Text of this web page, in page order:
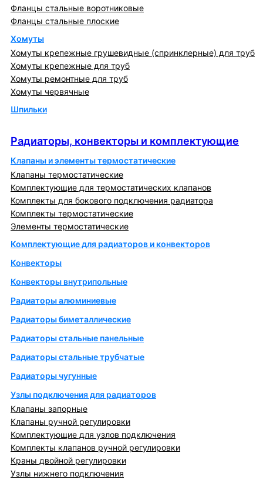
Фланцы стальные воротниковые
Фланцы стальные плоские
Хомуты
Хомуты крепежные грушевидные (спринклерные) для труб
Хомуты крепежные для труб
Хомуты ремонтные для труб
Хомуты червячные
Шпильки
Радиаторы, конвекторы и комплектующие
Клапаны и элементы термостатические
Клапаны термостатические
Комплектующие для термостатических клапанов
Комплекты для бокового подключения радиатора
Комплекты термостатические
Элементы термостатические
Комплектующие для радиаторов и конвекторов
Конвекторы
Конвекторы внутрипольные
Радиаторы алюминиевые
Радиаторы биметаллические
Радиаторы стальные панельные
Радиаторы стальные трубчатые
Радиаторы чугунные
Узлы подключения для радиаторов
Клапаны запорные
Клапаны ручной регулировки
Комплектующие для узлов подключения
Комплекты клапанов ручной регулировки
Краны двойной регулировки
Узлы нижнего подключения